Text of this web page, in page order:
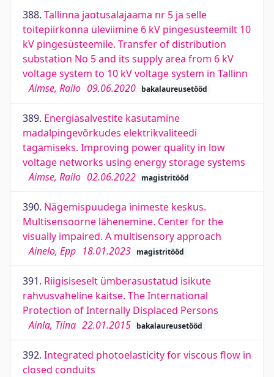
388. Tallinna jaotusalajaama nr 5 ja selle
toitepiirkonna üleviimine 6 kV pingesüsteemilt 10
kV pingesüsteemile. Transfer of distribution
substation No 5 and its supply area from 6 kV
voltage system to 10 kV voltage system in Tallinn
Aimse, Railo 09.06.2020 bakalaureusetööd
389. Energiasalvestite kasutamine
madalpingevõrkudes elektrikvaliteedi
tagamiseks. Improving power quality in low
voltage networks using energy storage systems
Aimse, Railo 02.06.2022 magistritööd
390. Nägemispuudega inimeste keskus.
Multisensoorne lähenemine. Center for the
visually impaired. A multisensory approach
Ainelo, Epp 18.01.2023 magistritööd
391. Riigisiseselt ümberasustatud isikute
rahvusvaheline kaitse. The International
Protection of Internally Displaced Persons
Ainla, Tiina 22.01.2015 bakalaureusetööd
392. Integrated photoelasticity for viscous flow in
closed conduits